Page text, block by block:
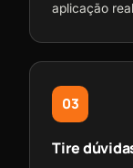
aplicação
03
Tire